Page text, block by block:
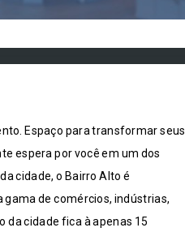
Espaço para transformar seus
espera por você em um dos
cidade, o Bairro Alto é
de comércios, indústrias,
da cidade fica à apenas 15